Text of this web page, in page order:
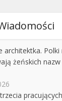
architektka. Polki
żeńskich nazw